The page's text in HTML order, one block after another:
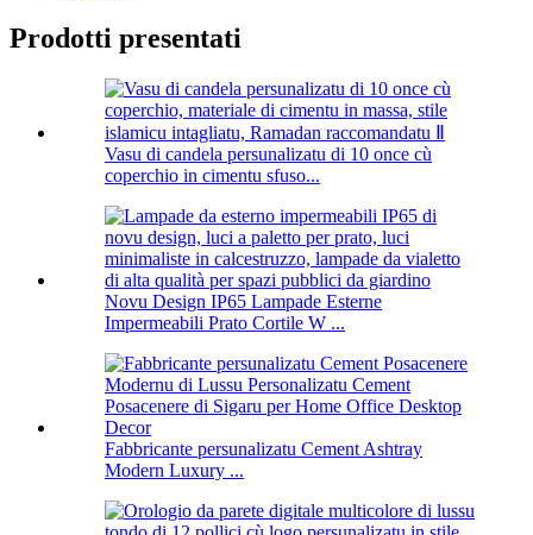
Prodotti presentati
Vasu di candela persunalizatu di 10 once cù
coperchio in cimentu sfuso...
Novu Design IP65 Lampade Esterne
Impermeabili Prato Cortile W ...
Fabbricante persunalizatu Cement Ashtray
Modern Luxury ...